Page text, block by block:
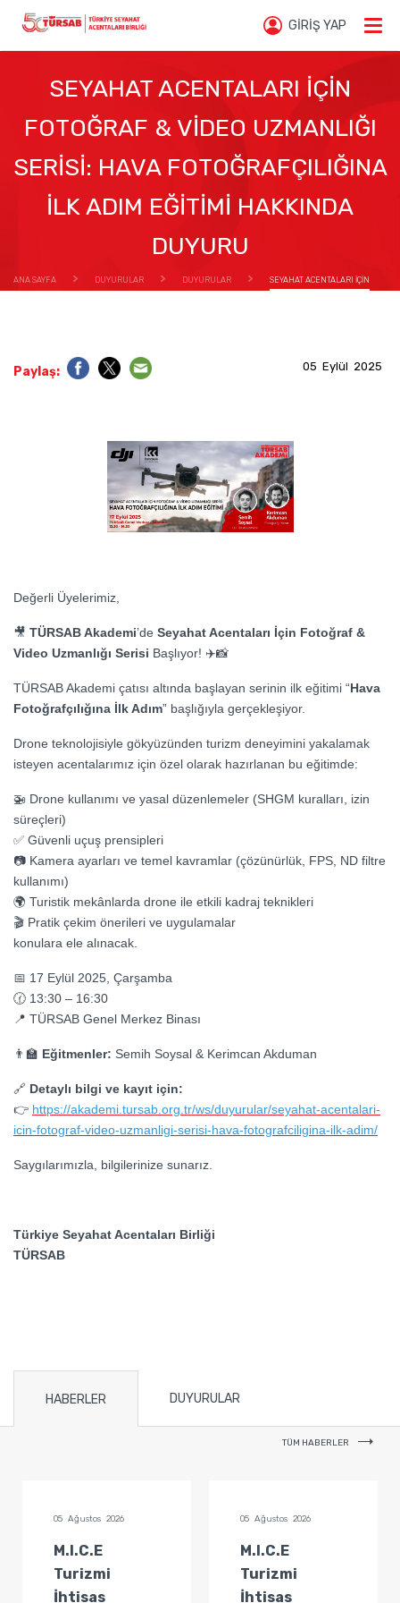
GİRİŞ YAP
SEYAHAT ACENTALARI İÇİN
FOTOĞRAF & VİDEO UZMANLIĞI
SERİSİ: HAVA FOTOĞRAFÇILIĞINA
İLK ADIM EĞİTİMİ HAKKINDA
DUYURU
ANA SAYFA DUYURULAR DUYURULAR SEYAHAT ACENTALARI İÇİN
05 Eylül 2025
Paylaş:
Değerli Üyelerimiz,
🎥 TÜRSAB Akademi’de Seyahat Acentaları İçin Fotoğraf &
Video Uzmanlığı Serisi Başlıyor! ✈️📸
TÜRSAB Akademi çatısı altında başlayan serinin ilk eğitimi “Hava
Fotoğrafçılığına İlk Adım” başlığıyla gerçekleşiyor.
Drone teknolojisiyle gökyüzünden turizm deneyimini yakalamak
isteyen acentalarımız için özel olarak hazırlanan bu eğitimde:
🚁 Drone kullanımı ve yasal düzenlemeler (SHGM kuralları, izin
süreçleri)
✅ Güvenli uçuş prensipleri
📷 Kamera ayarları ve temel kavramlar (çözünürlük, FPS, ND filtre
kullanımı)
🌍 Turistik mekânlarda drone ile etkili kadraj teknikleri
🎬 Pratik çekim önerileri ve uygulamalar
konulara ele alınacak.
📅 17 Eylül 2025, Çarşamba
🕜 13:30 – 16:30
📍 TÜRSAB Genel Merkez Binası
👨‍🏫 Eğitmenler: Semih Soysal & Kerimcan Akduman
🔗 Detaylı bilgi ve kayıt için:
👉 https://akademi.tursab.org.tr/ws/duyurular/seyahat-acentalari-
icin-fotograf-video-uzmanligi-serisi-hava-fotografciligina-ilk-adim/
Saygılarımızla, bilgilerinize sunarız.
Türkiye Seyahat Acentaları Birliği
TÜRSAB
HABERLER DUYURULAR
TÜM HABERLER
05 Ağustos 2026
M.I.C.E
Turizmi
İhtisas
05 Ağustos 2026
M.I.C.E
Turizmi
İhtisas